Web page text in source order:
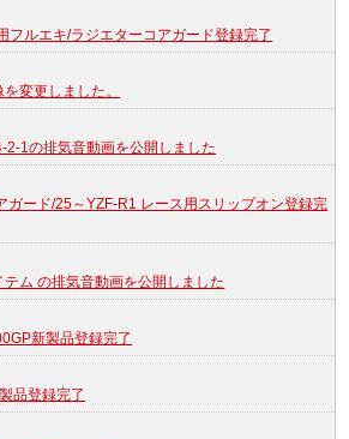
ルエキ/ラジエターコアガード登録完了
変更しました。
1の排気音動画を公開しました
ガード/25～YZF-R1 レース用スリップオン登録完
ム の排気音動画を公開しました
新製品登録完了
品登録完了